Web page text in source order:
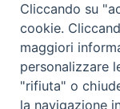
SEGUICI SU
Facebook
Instagram
X
Privacy Policy -
Cliccando su
cookie.
maggiori
personalizzare
"rifiuta" o
la navigazione